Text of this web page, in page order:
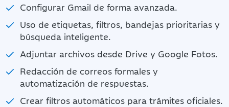
Configurar Gmail de forma avanzada.
Uso de etiquetas, filtros, bandejas prioritarias y
búsqueda inteligente.
Adjuntar archivos desde Drive y Google Fotos.
Redacción de correos formales y
automatización de respuestas.
Crear filtros automáticos para trámites oficiales.